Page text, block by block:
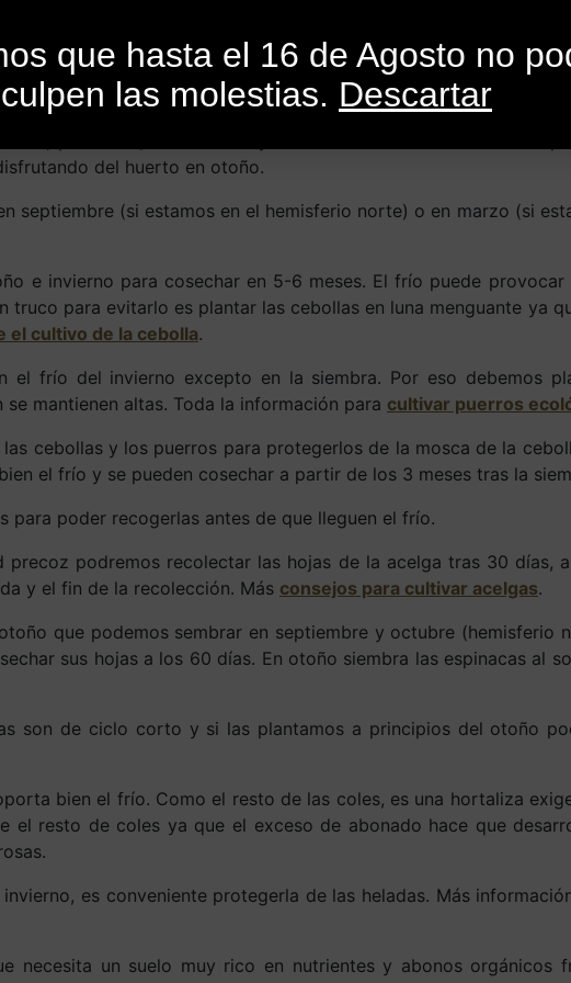
que hasta el 16 de Agosto no
las molestias. Descartar
SandroMele EnActualidad ,Consejos,Cursos,Libros ,Revistas
del huerto en otoño.
septiembre (si estamos en el hemisferio norte) o en marzo (si
e invierno para cosechar en 5-6 meses. El frío puede
truco para evitarlo es plantar las cebollas en luna menguante ya
el cultivo de la cebolla.
el frío del invierno excepto en la siembra. Por eso debemos
mantienen altas. Toda la información para cultivar puerros
las cebollas y los puerros para protegerlos de la mosca de la
el frío y se pueden cosechar a partir de los 3 meses tras la
para poder recogerlas antes de que lleguen el frío.
precoz podremos recolectar las hojas de la acelga tras 30 días,
y el fin de la recolección. Más consejos para cultivar acelgas.
que podemos sembrar en septiembre y octubre (hemisferio
sus hojas a los 60 días. En otoño siembra las espinacas al
son de ciclo corto y si las plantamos a principios del otoño
bien el frío. Como el resto de las coles, es una hortaliza
el resto de coles ya que el exceso de abonado hace que
es conveniente protegerla de las heladas. Más
necesita un suelo muy rico en nutrientes y abonos orgánicos